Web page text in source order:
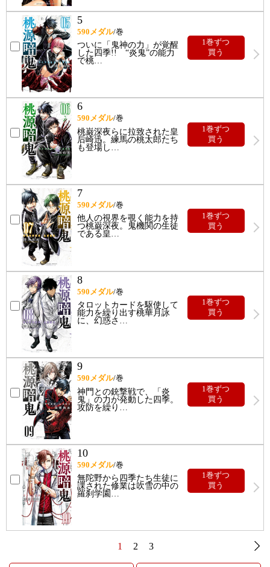
5
590 メダル/巻
ついに「鬼神の力」が覚醒
した四季!! “炎鬼”の能力
で桃…
1巻ずつ
買う
6
590メダル/巻
桃巌深夜らに拉致された皇
后崎迅。練馬の桃太郎たち
も登場し
1巻ずつ
買う
7
590メダル/巻
他人の視界を覗く能力を持
つ桃巌深夜。鬼機関の生徒
である皇…
1巻ずつ
買う
8
590 メダル/巻
タロットカードを駆使して
能力を繰り出す桃華月詠
に、幻惑さ
1巻ずつ
買う
9
590メダル/巻
神門との銃撃戦で、「炎
鬼」の力が発動した四季。
攻防を繰り
1巻ずつ
買う
10
590 メダル/巻
無陀野から四季たち生徒に
課された修業は吹雪の中の
羅刹学園 …
1巻ずつ
買う
1 2 3